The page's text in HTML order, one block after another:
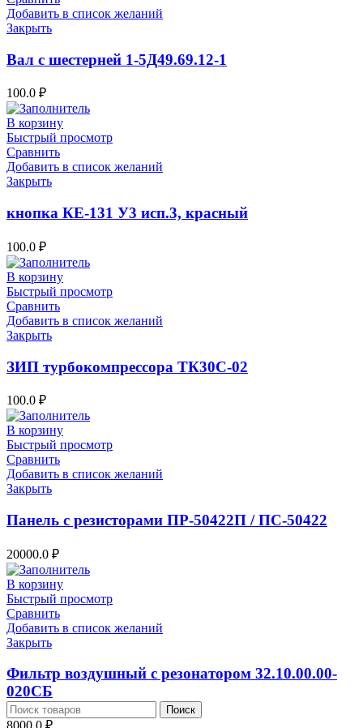
Добавить в список желаний
Закрыть
Вал с шестерней 1-5Д49.69.12-1
100.0 ₽
В корзину
Быстрый просмотр
Сравнить
Добавить в список желаний
Закрыть
кнопка КЕ-131 У3 исп.3, красный
100.0 ₽
В корзину
Быстрый просмотр
Сравнить
Добавить в список желаний
Закрыть
ЗИП турбокомпрессора ТК30С-02
100.0 ₽
В корзину
Быстрый просмотр
Сравнить
Добавить в список желаний
Закрыть
Панель с резисторами ПР-50422П / ПС-50422
20000.0 ₽
В корзину
Быстрый просмотр
Сравнить
Добавить в список желаний
Закрыть
Фильтр воздушный с резонатором 32.10.00.00-
020СБ
Поиск